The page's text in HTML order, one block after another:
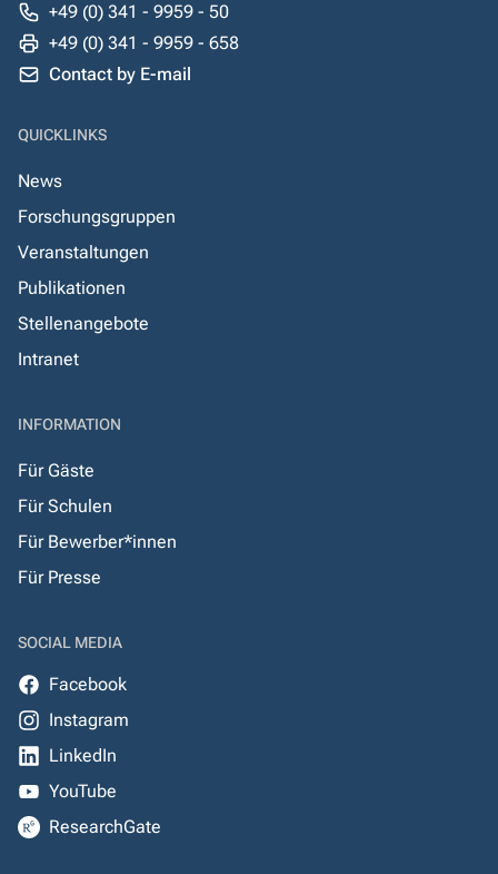
+49 (0) 341 - 9959 - 50
+49 (0) 341 - 9959 - 658
Contact by E-mail
QUICKLINKS
News
Forschungsgruppen
Veranstaltungen
Publikationen
Stellenangebote
Intranet
INFORMATION
Für Gäste
Für Schulen
Für Bewerber*innen
Für Presse
SOCIAL MEDIA
Facebook
Instagram
LinkedIn
YouTube
ResearchGate